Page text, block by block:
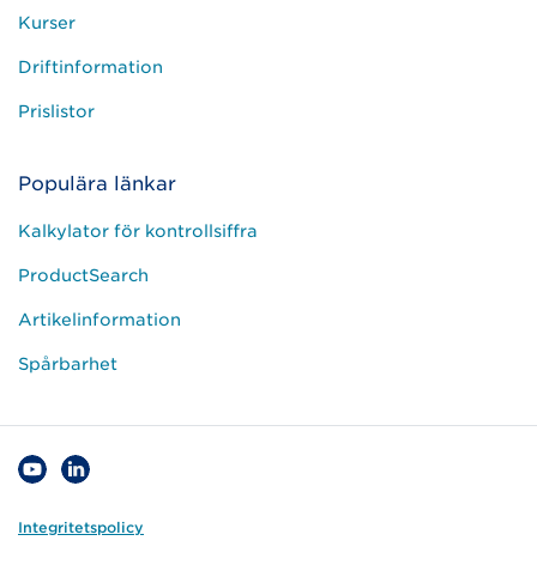
Kurser
Driftinformation
Prislistor
Populära länkar
Kalkylator för kontrollsiffra
ProductSearch
Artikelinformation
Spårbarhet
Integritetspolicy